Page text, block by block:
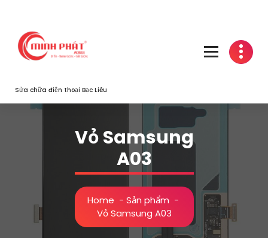
content
Sửa chữa điện thoại Bạc Liêu
Vỏ Samsung
A03
Home - Sản phẩm -
Vỏ Samsung A03